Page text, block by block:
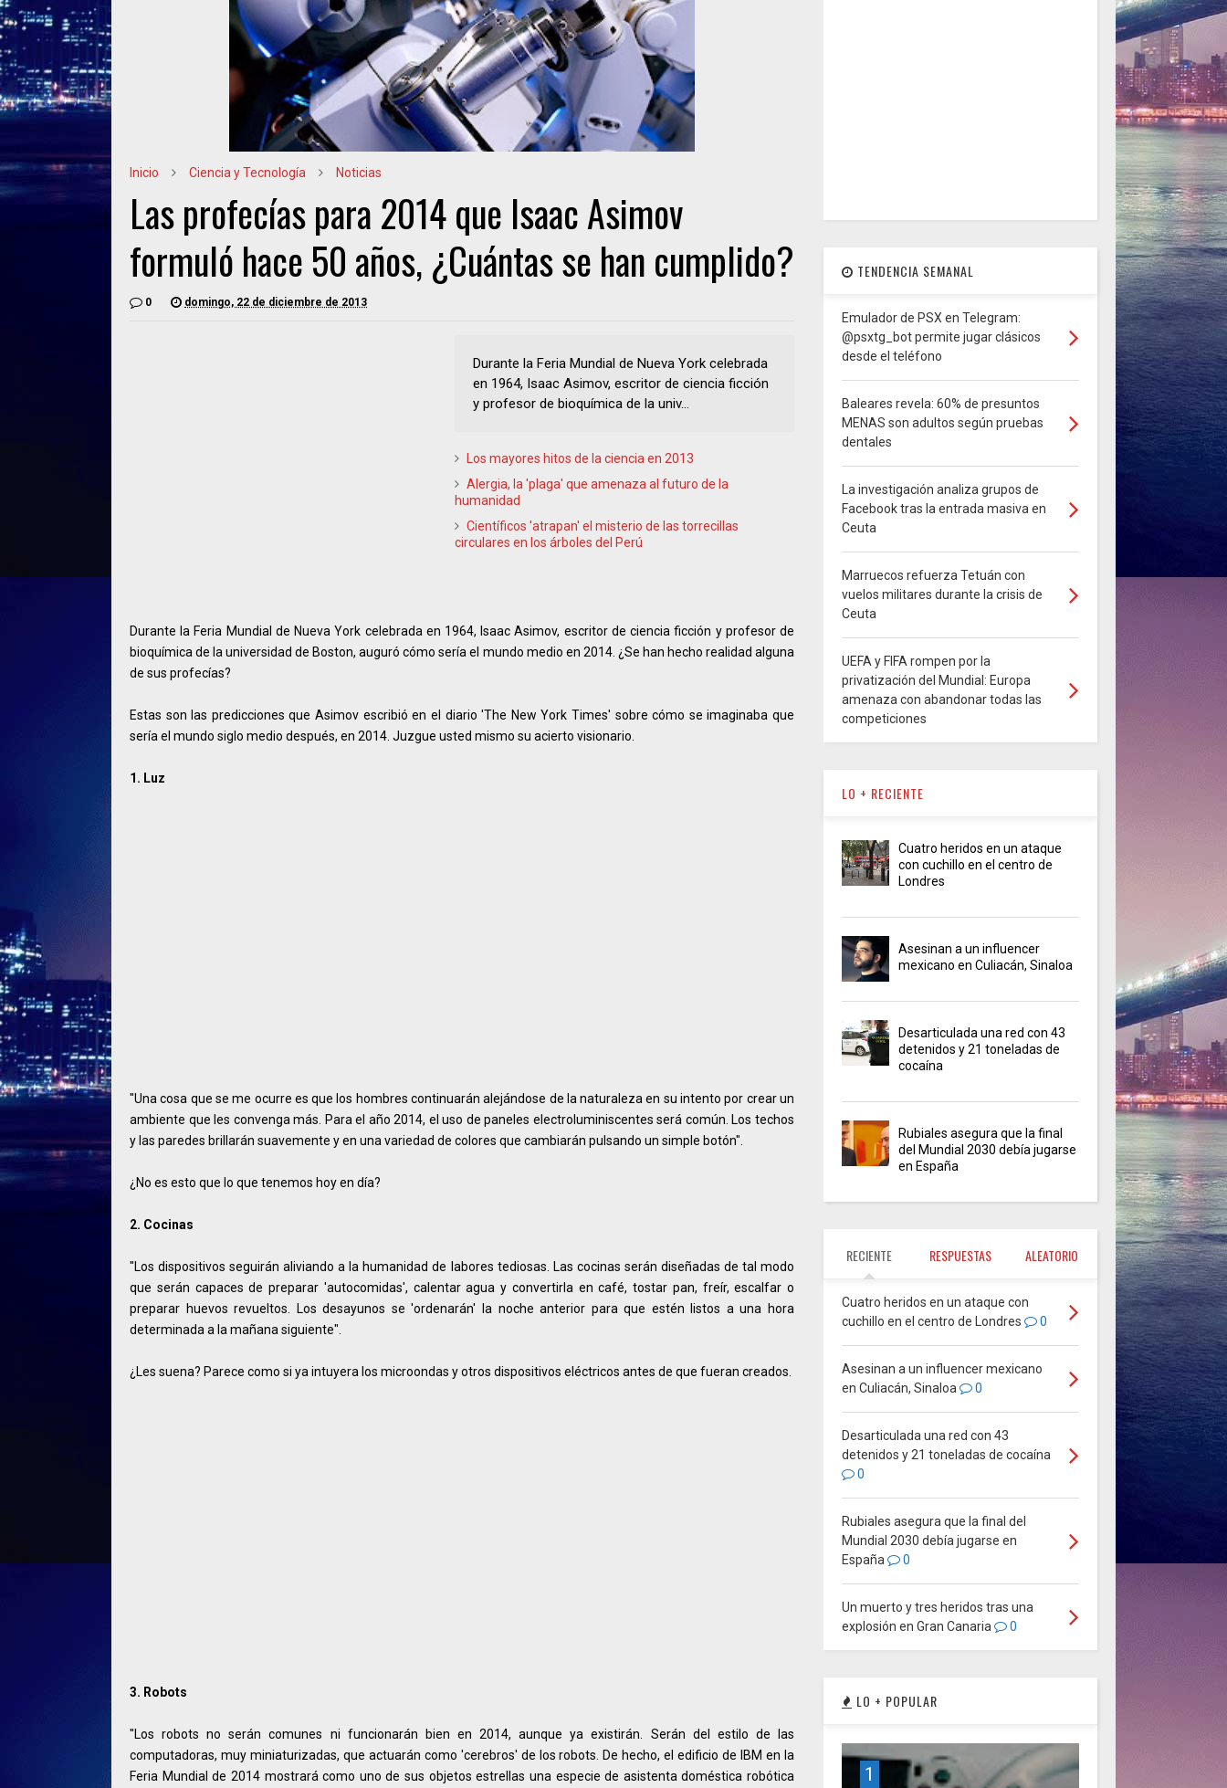
Inicio Ciencia y Tecnología Noticias
Las profecías para 2014 que Isaac Asimov
formuló hace 50 años, ¿Cuántas se han cumplido?
0 domingo, 22 de diciembre de 2013
Durante la Feria Mundial de Nueva York celebrada
en 1964, Isaac Asimov, escritor de ciencia ficción
y profesor de bioquímica de la univ...
Los mayores hitos de la ciencia en 2013
Alergia, la 'plaga' que amenaza al futuro de la
humanidad
Científicos 'atrapan' el misterio de las torrecillas
circulares en los árboles del Perú
Durante la Feria Mundial de Nueva York celebrada en 1964, Isaac Asimov, escritor de ciencia ficción y profesor de
bioquímica de la universidad de Boston, auguró cómo sería el mundo medio en 2014. ¿Se han hecho realidad alguna
de sus profecías?
Estas son las predicciones que Asimov escribió en el diario 'The New York Times' sobre cómo se imaginaba que
sería el mundo siglo medio después, en 2014. Juzgue usted mismo su acierto visionario.
1. Luz
"Una cosa que se me ocurre es que los hombres continuarán alejándose de la naturaleza en su intento por crear un
ambiente que les convenga más. Para el año 2014, el uso de paneles electroluminiscentes será común. Los techos
y las paredes brillarán suavemente y en una variedad de colores que cambiarán pulsando un simple botón".
¿No es esto que lo que tenemos hoy en día?
2. Cocinas
"Los dispositivos seguirán aliviando a la humanidad de labores tediosas. Las cocinas serán diseñadas de tal modo
que serán capaces de preparar 'autocomidas', calentar agua y convertirla en café, tostar pan, freír, escalfar o
preparar huevos revueltos. Los desayunos se 'ordenarán' la noche anterior para que estén listos a una hora
determinada a la mañana siguiente".
¿Les suena? Parece como si ya intuyera los microondas y otros dispositivos eléctricos antes de que fueran creados.
3. Robots
"Los robots no serán comunes ni funcionarán bien en 2014, aunque ya existirán. Serán del estilo de las
computadoras, muy miniaturizadas, que actuarán como 'cerebros' de los robots. De hecho, el edificio de IBM en la
Feria Mundial de 2014 mostrará como uno de sus objetos estrellas una especie de asistenta doméstica robótica
TENDENCIA SEMANAL
Emulador de PSX en Telegram:
@psxtg_bot permite jugar clásicos
desde el teléfono
Baleares revela: 60% de presuntos
MENAS son adultos según pruebas
dentales
La investigación analiza grupos de
Facebook tras la entrada masiva en
Ceuta
Marruecos refuerza Tetuán con
vuelos militares durante la crisis de
Ceuta
UEFA y FIFA rompen por la
privatización del Mundial: Europa
amenaza con abandonar todas las
competiciones
LO + RECIENTE
Cuatro heridos en un ataque
con cuchillo en el centro de
Londres
Asesinan a un influencer
mexicano en Culiacán, Sinaloa
Desarticulada una red con 43
detenidos y 21 toneladas de
cocaína
Rubiales asegura que la final
del Mundial 2030 debía jugarse
en España
RECIENTE RESPUESTAS ALEATORIO
Cuatro heridos en un ataque con
cuchillo en el centro de Londres
0
Asesinan a un influencer mexicano
en Culiacán, Sinaloa
0
Desarticulada una red con 43
detenidos y 21 toneladas de cocaína
0
Rubiales asegura que la final del
Mundial 2030 debía jugarse en
España
0
Un muerto y tres heridos tras una
explosión en Gran Canaria
0
LO + POPULAR
1